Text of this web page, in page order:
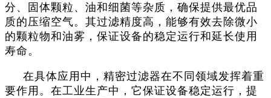
分、固体颗粒、油和细菌等杂质，确保提供最优品
质的压缩空气。其过滤精度高，能够有效去除微小
的颗粒物和油雾，保证设备的稳定运行和延长使用
寿命‌。
在具体应用中，精密过滤器在不同领域发挥着重
要作用。在工业生产中，它保证设备稳定运行，提